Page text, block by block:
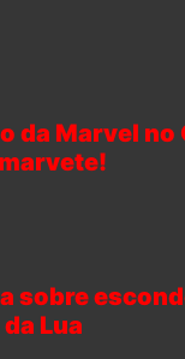
da Marvel
sobre
Lua